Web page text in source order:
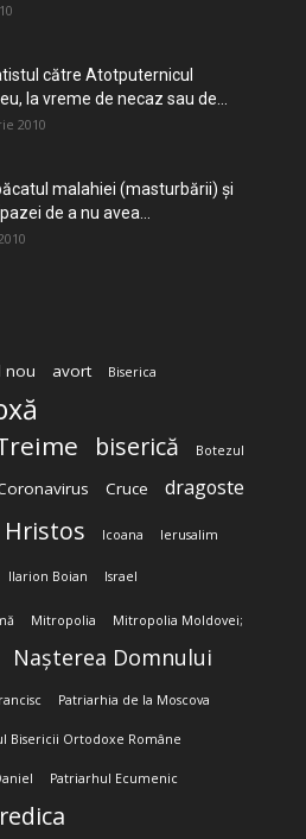
către Atotputernicul
la vreme de necaz sau de...
2010
malahiei (masturbării) şi
de a nu avea...
nou avort Biserica
biserică Botezul
Cruce dragoste
Hristos Icoana Ierusalim
Ilarion Boian Israel
Mitropolia Mitropolia Moldovei;
Nașterea Domnului
Patriarhia de la Moscova
Bisericii Ortodoxe Române
Patriarhul Ecumenic